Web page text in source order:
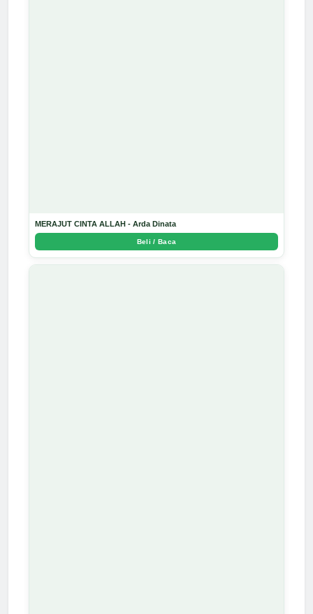
MERAJUT CINTA ALLAH - Arda Dinata
Beli / Baca